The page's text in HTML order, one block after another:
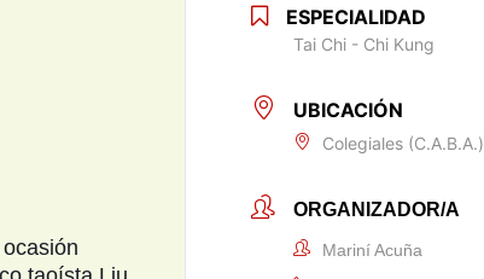
ESPECIALIDAD
Tai Chi - Chi Kung
UBICACIÓN
Colegiales (C.A.B.A.)
ORGANIZADOR/A
Mariní Acuña